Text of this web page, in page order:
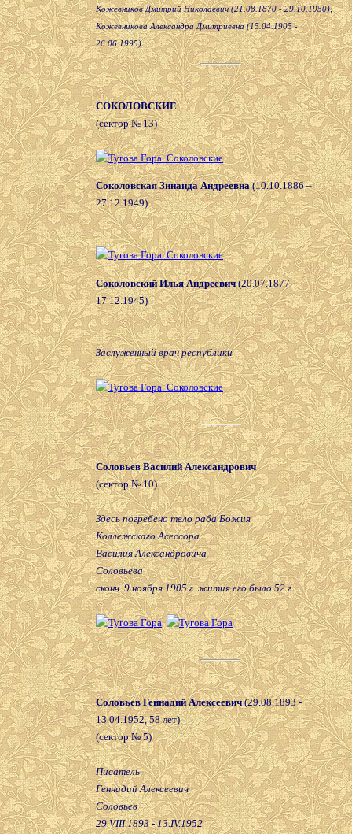
Кожевников Дмитрий Николаевич (21.08.1870 - 29.10.1950);
Кожевникова Александра Дмитриевна (15.04.1905 -
26.06.1995)
СОКОЛОВСКИЕ
(сектор № 13)
Соколовская Зинаида Андреевна(10.10.1886 –
27.12.1949)
Соколовский Илья Андреевич(20.07.1877 –
17.12.1945)
Заслуженный врач республики
Соловьев Василий Александрович
(сектор № 10)
Здесь погребено тело раба Божия
Коллежскаго Асессора
Василия Александровича
Соловьева
сконч. 9 ноября 1905 г. жития его было 52 г.
Соловьев Геннадий Алексеевич(29.08.1893 -
13.04.1952, 58 лет)
(сектор № 5)
Писатель
Геннадий Алексеевич
Соловьев
29.VIII.1893 - 13.IV.1952